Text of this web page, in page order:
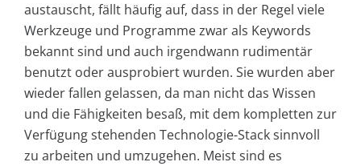
austauscht, fällt häufig auf, dass in der Regel viele
Werkzeuge und Programme zwar als Keywords
bekannt sind und auch irgendwann rudimentär
benutzt oder ausprobiert wurden. Sie wurden aber
wieder fallen gelassen, da man nicht das Wissen
und die Fähigkeiten besaß, mit dem kompletten zur
Verfügung stehenden Technologie-Stack sinnvoll
zu arbeiten und umzugehen. Meist sind es